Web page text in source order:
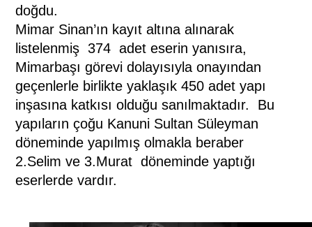
doğdu.
Mimar Sinan’ın kayıt altına alınarak
listelenmiş 374 adet eserin yanısıra,
Mimarbaşı görevi dolayısıyla onayından
geçenlerle birlikte yaklaşık 450 adet yapı
inşasına katkısı olduğu sanılmaktadır.
Bu
yapıların çoğu Kanuni Sultan Süleyman
döneminde yapılmış olmakla beraber
2.Selim ve 3.Murat döneminde yaptığı
eserlerde vardır.